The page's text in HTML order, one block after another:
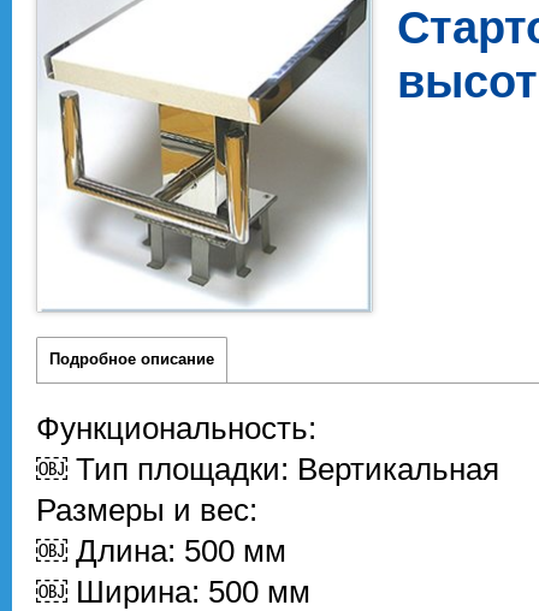
Подробное описание
Функциональность:
￼ Тип площадки: Вертикальная
Размеры и вес:
￼ Длина: 500 мм
￼ Ширина: 500 мм